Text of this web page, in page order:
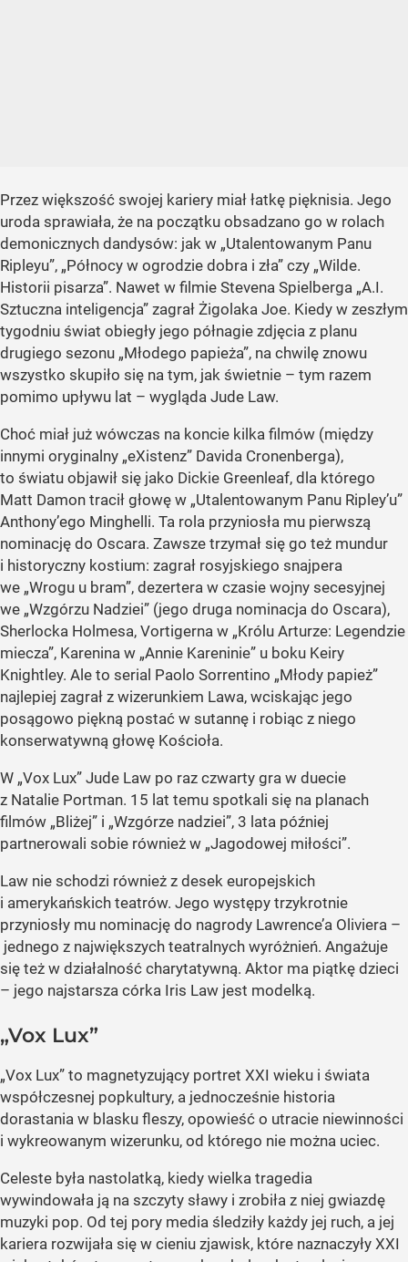
Przez większość swojej kariery miał łatkę pięknisia. Jego
uroda sprawiała, że na początku obsadzano go w rolach
demonicznych dandysów: jak w „Utalentowanym Panu
Ripleyu”, „Północy w ogrodzie dobra i zła” czy „Wilde.
Historii pisarza”. Nawet w filmie Stevena Spielberga „A.I.
Sztuczna inteligencja” zagrał Żigolaka Joe. Kiedy w zeszłym
tygodniu świat obiegły jego półnagie zdjęcia z planu
drugiego sezonu „Młodego papieża”, na chwilę znowu
wszystko skupiło się na tym, jak świetnie – tym razem
pomimo upływu lat – wygląda Jude Law.
Choć miał już wówczas na koncie kilka filmów (między
innymi oryginalny „eXistenz” Davida Cronenberga),
to światu objawił się jako Dickie Greenleaf, dla którego
Matt Damon tracił głowę w „Utalentowanym Panu Ripley’u”
Anthony’ego Minghelli. Ta rola przyniosła mu pierwszą
nominację do Oscara. Zawsze trzymał się go też mundur
i historyczny kostium: zagrał rosyjskiego snajpera
we „Wrogu u bram”, dezertera w czasie wojny secesyjnej
we „Wzgórzu Nadziei” (jego druga nominacja do Oscara),
Sherlocka Holmesa, Vortigerna w „Królu Arturze: Legendzie
miecza”, Karenina w „Annie Kareninie” u boku Keiry
Knightley. Ale to serial Paolo Sorrentino „Młody papież”
najlepiej zagrał z wizerunkiem Lawa, wciskając jego
posągowo piękną postać w sutannę i robiąc z niego
konserwatywną głowę Kościoła.
W „Vox Lux” Jude Law po raz czwarty gra w duecie
z Natalie Portman. 15 lat temu spotkali się na planach
filmów „Bliżej” i „Wzgórze nadziei”, 3 lata później
partnerowali sobie również w „Jagodowej miłości”.
Law nie schodzi również z desek europejskich
i amerykańskich teatrów. Jego występy trzykrotnie
przyniosły mu nominację do nagrody Lawrence’a Oliviera –
jednego z największych teatralnych wyróżnień. Angażuje
się też w działalność charytatywną. Aktor ma piątkę dzieci
– jego najstarsza córka Iris Law jest modelką.
„Vox Lux”
„Vox Lux” to magnetyzujący portret XXI wieku i świata
współczesnej popkultury, a jednocześnie historia
dorastania w blasku fleszy, opowieść o utracie niewinności
i wykreowanym wizerunku, od którego nie można uciec.
Celeste była nastolatką, kiedy wielka tragedia
wywindowała ją na szczyty sławy i zrobiła z niej gwiazdę
muzyki pop. Od tej pory media śledziły każdy jej ruch, a jej
kariera rozwijała się w cieniu zjawisk, które naznaczyły XXI